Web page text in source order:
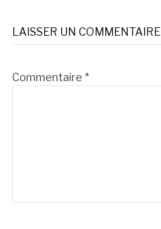
LAISSER UN COMMENTAIRE
Commentaire *